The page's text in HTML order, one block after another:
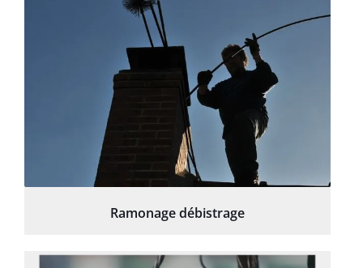
Ramonage débistrage